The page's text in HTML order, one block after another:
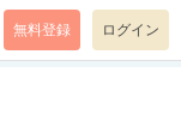
無料登録 ログイン